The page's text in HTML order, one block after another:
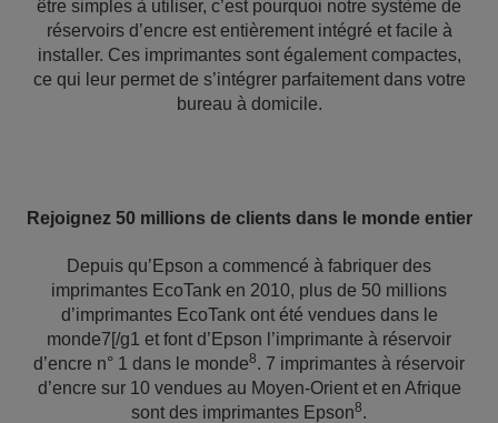
être simples à utiliser, c’est pourquoi notre système de
réservoirs d’encre est entièrement intégré et facile à
installer. Ces imprimantes sont également compactes,
ce qui leur permet de s’intégrer parfaitement dans votre
bureau à domicile.
Rejoignez 50 millions de clients dans le monde entier
Depuis qu’Epson a commencé à fabriquer des
imprimantes EcoTank en 2010, plus de 50 millions
d’imprimantes EcoTank ont été vendues dans le
monde7[/g1 et font d’Epson l’imprimante à réservoir
d’encre n° 1 dans le monde‭8. 7 imprimantes à réservoir
d’encre sur 10 vendues au Moyen-Orient et en Afrique
sont des imprimantes Epson8.